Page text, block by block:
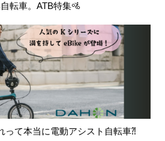
転車。ATB特集🚵
って本当に電動アシスト自転車⁈